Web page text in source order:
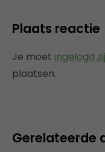
Plaats reactie
Je moet ingelogd
plaatsen.
Gerelateerde